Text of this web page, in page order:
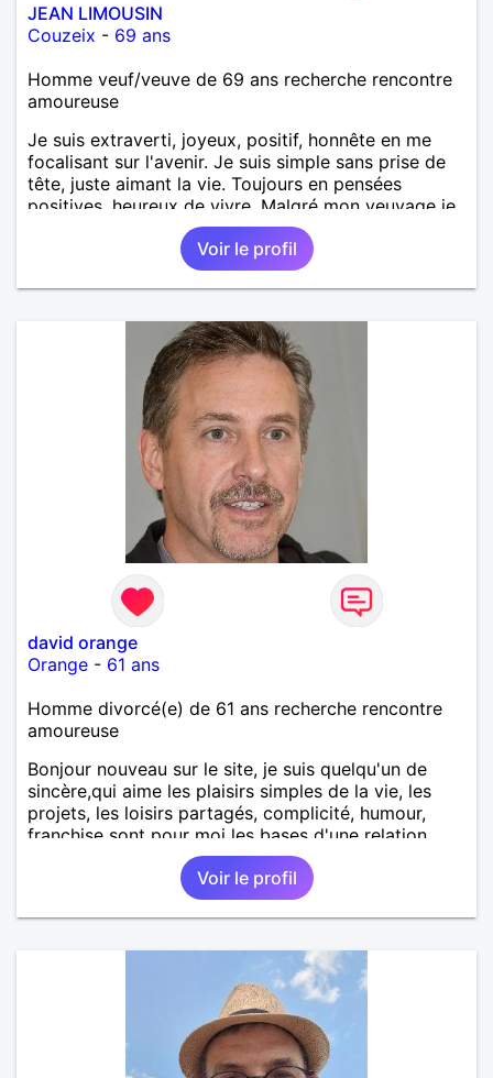
JEAN LIMOUSIN
Couzeix - 69 ans
Homme veuf/veuve de 69 ans recherche rencontre
amoureuse
Je suis extraverti, joyeux, positif, honnête en me
focalisant sur l'avenir. Je suis simple sans prise de
tête, juste aimant la vie. Toujours en pensées
positives, heureux de vivre. Malgré mon veuvage je
me tourne vers l'avenir pour une deuxième vie
intense, remplie de joie, de tendresse et pourquoi
pas par la suite d'amour. Déjà dans un premier
temps, se connaître, puis s'apprécier et ensuite
d'étude, je ne me prends pas la tête sur ce niveau.
Mon meilleurs diplôme étant le CEP certificat
d'étude primaire. Avec ce diplôme on sait que je
sais lire, écrire et compter. En raison de mes
principes je ne corresponds pas avec les
demoiselles approchant les moins de 60 ans
Voir le profil
david orange
Orange - 61 ans
Homme divorcé(e) de 61 ans recherche rencontre
amoureuse
Bonjour nouveau sur le site, je suis quelqu'un de
sincère,qui aime les plaisirs simples de la vie, les
projets, les loisirs partagés, complicité, humour,
franchise sont pour moi les bases d'une relation.
Voir le profil